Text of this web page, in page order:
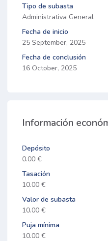
Tipo de subasta
Administrativa General
Fecha de inicio
25 September, 2025
Fecha de conclusión
16 October, 2025
Información
Depósito
0.00 €
Tasación
10.00 €
Valor de subasta
10.00 €
Puja mínima
10.00 €